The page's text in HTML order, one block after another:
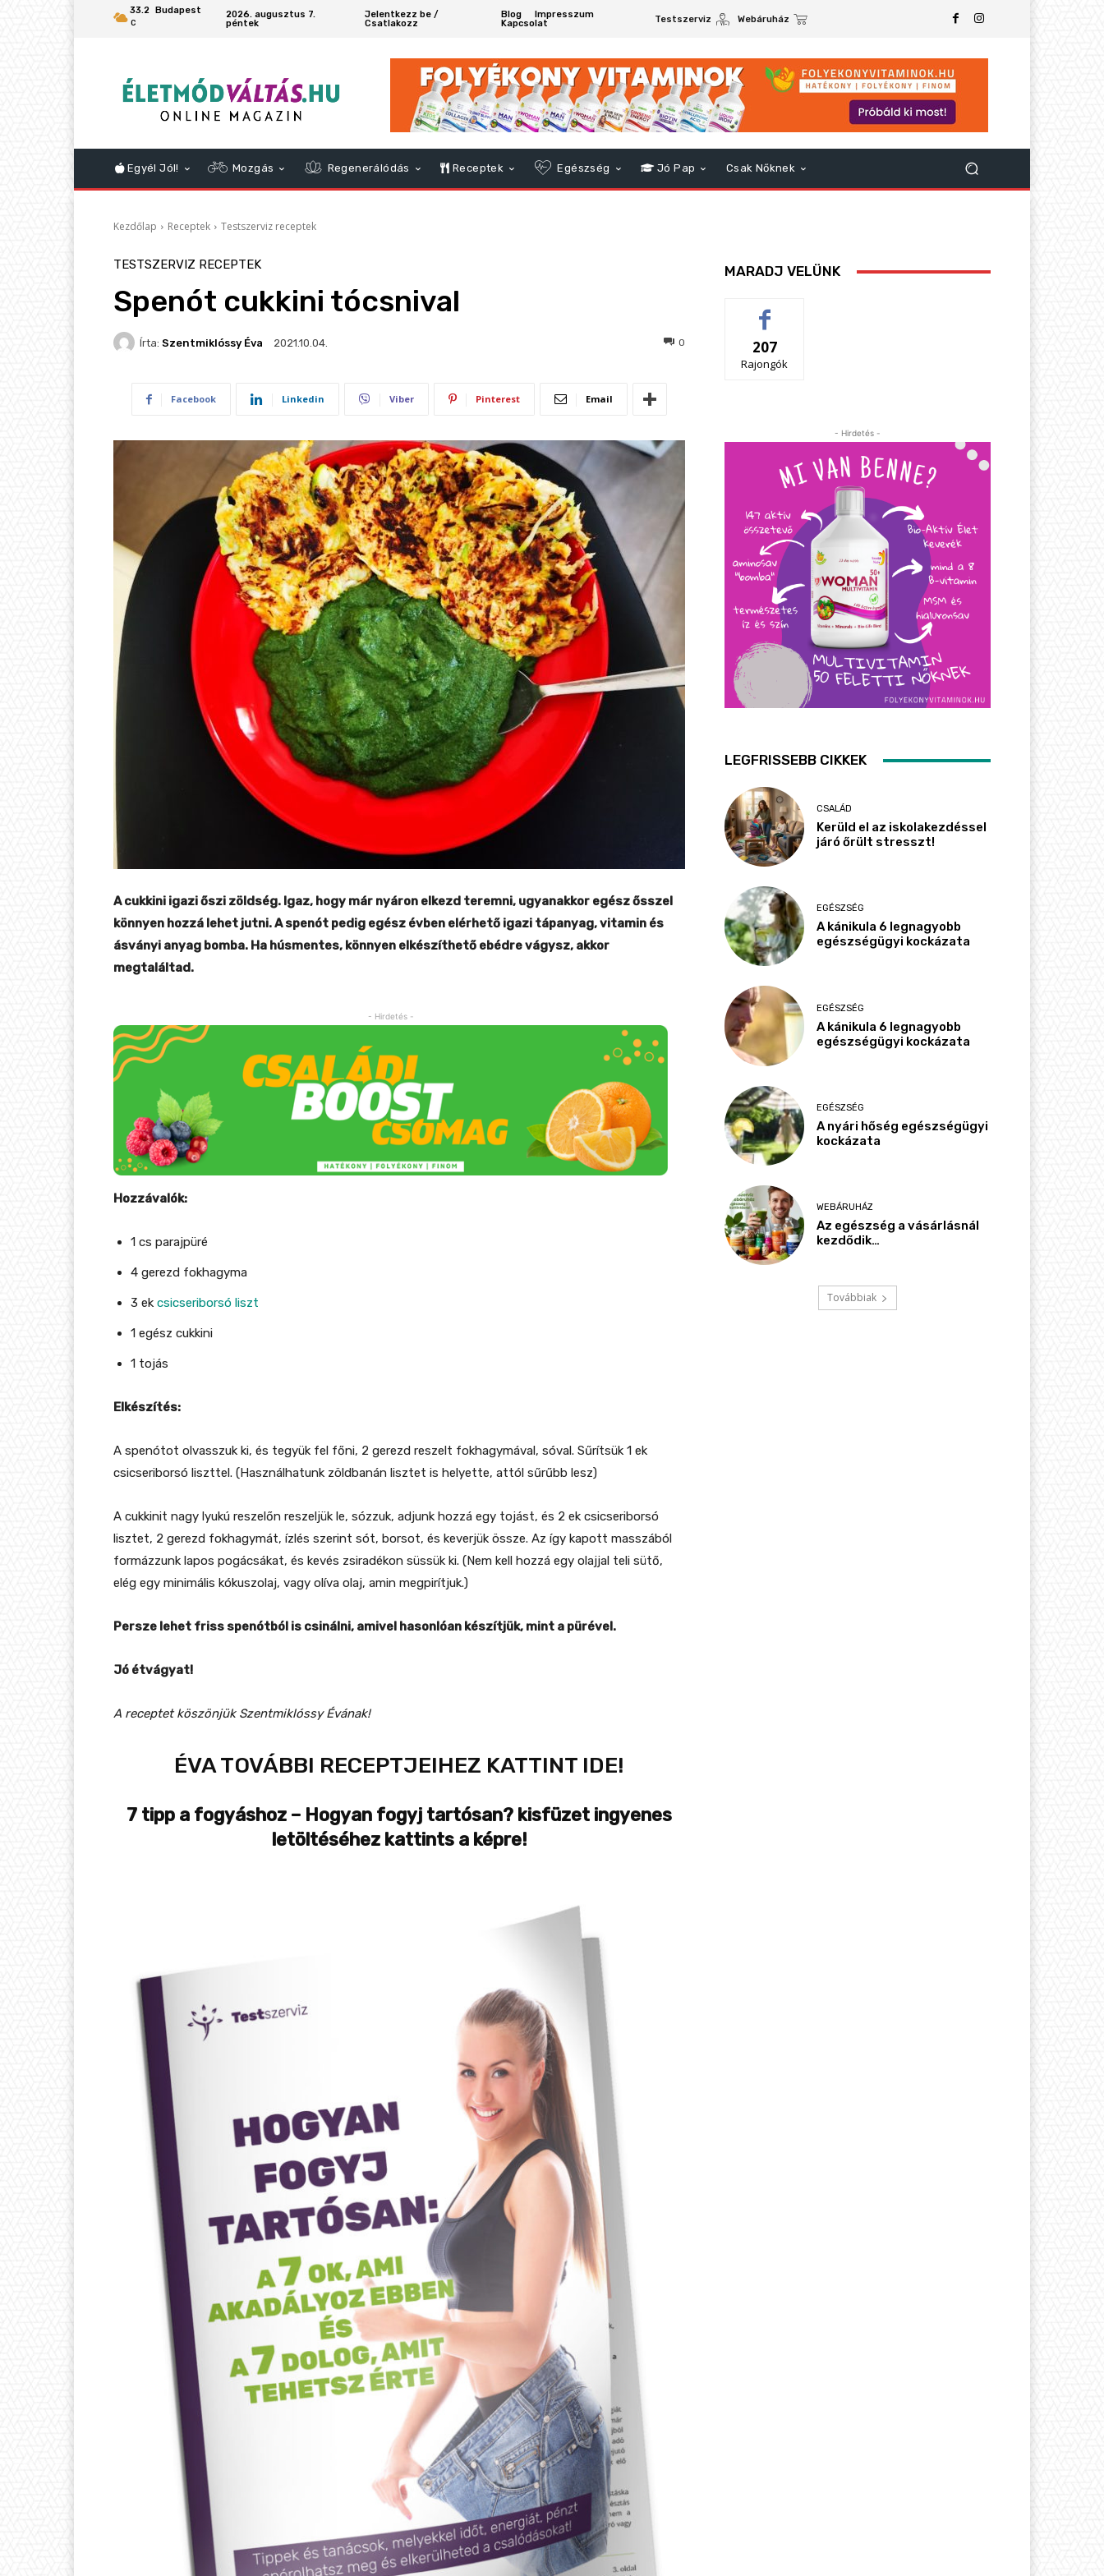
33.2
C
Budapest
2026. augusztus 7.
péntek
Jelentkezz be /
Csatlakozz
Blog
Impresszum
Kapcsolat
Testszerviz Webáruház
Egyél Jól! Mozgás Regenerálódás Receptek Egészség Jó Pap Csak Nőknek
Kezdőlap Receptek Testszerviz receptek
TESTSZERVIZ RECEPTEK
Spenót cukkini tócsnival
Írta: Szentmiklóssy Éva 2021.10.04. 0
Facebook Linkedin Viber Pinterest Email
A cukkini igazi őszi zöldség. Igaz, hogy már nyáron elkezd teremni, ugyanakkor egész ősszel
könnyen hozzá lehet jutni. A spenót pedig egész évben elérhető igazi tápanyag, vitamin és
ásványi anyag bomba. Ha húsmentes, könnyen elkészíthető ebédre vágysz, akkor
megtaláltad.
- Hirdetés -
Hozzávalók:
1 cs parajpüré
4 gerezd fokhagyma
3 ek csicseriborsó liszt
1 egész cukkini
1 tojás
Elkészítés:
A spenótot olvasszuk ki, és tegyük fel főni, 2 gerezd reszelt fokhagymával, sóval. Sűrítsük 1 ek
csicseriborsó liszttel. (Használhatunk zöldbanán lisztet is helyette, attól sűrűbb lesz)
A cukkinit nagy lyukú reszelőn reszeljük le, sózzuk, adjunk hozzá egy tojást, és 2 ek csicseriborsó
lisztet, 2 gerezd fokhagymát, ízlés szerint sót, borsot, és keverjük össze. Az így kapott masszából
formázzunk lapos pogácsákat, és kevés zsiradékon süssük ki. (Nem kell hozzá egy olajjal teli sütő,
elég egy minimális kókuszolaj, vagy olíva olaj, amin megpirítjuk.)
Persze lehet friss spenótból is csinálni, amivel hasonlóan készítjük, mint a pürével.
Jó étvágyat!
A receptet köszönjük Szentmiklóssy Évának!
ÉVA TOVÁBBI RECEPTJEIHEZ KATTINT IDE!
7 tipp a fogyáshoz – Hogyan fogyj tartósan? kisfüzet ingyenes
letöltéséhez kattints a képre!
MARADJ VELÜNK
207
Rajongók
- Hirdetés -
LEGFRISSEBB CIKKEK
CSALÁD
Kerüld el az iskolakezdéssel
járó őrült stresszt!
EGÉSZSÉG
A kánikula 6 legnagyobb
egészségügyi kockázata
EGÉSZSÉG
A kánikula 6 legnagyobb
egészségügyi kockázata
EGÉSZSÉG
A nyári hőség egészségügyi
kockázata
WEBÁRUHÁZ
Az egészség a vásárlásnál
kezdődik…
Továbbiak